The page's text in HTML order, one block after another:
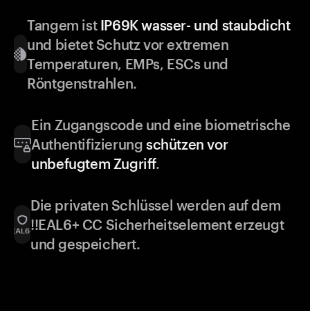
Tangem ist IP69K wasser- und staubdicht
und bietet Schutz vor extremen
Temperaturen, EMPs, ESCs und
Röntgenstrahlen.
Ein Zugangscode und eine biometrische
Authentifizierung schützen vor
unbefugtem Zugriff.
Die privaten Schlüssel werden auf dem
!!EAL6+ CC Sicherheitselement erzeugt
und gespeichert.